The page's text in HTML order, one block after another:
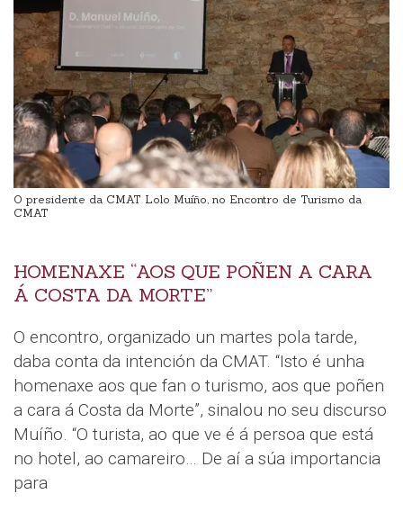
O presidente da CMAT Lolo Muíño, no Encontro de Turismo da
CMAT
HOMENAXE “AOS QUE POÑEN A CARA
Á COSTA DA MORTE”
O encontro, organizado un martes pola tarde,
daba conta da intención da CMAT. “Isto é unha
homenaxe aos que fan o turismo, aos que poñen
a cara á Costa da Morte”, sinalou no seu discurso
Muíño. “O turista, ao que ve é á persoa que está
no hotel, ao camareiro… De aí a súa importancia
para